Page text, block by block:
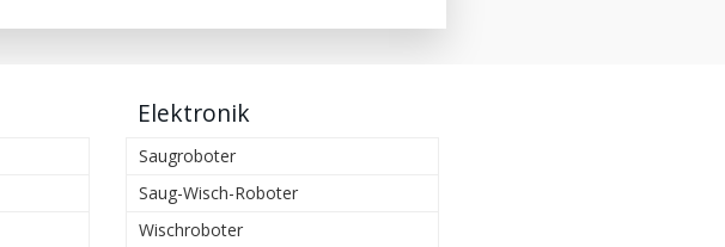
Elektronik
Saugroboter
Saug-Wisch-Roboter
Wischroboter